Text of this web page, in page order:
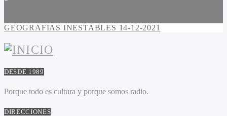
GEOGRAFIAS INESTABLES 14-12-2021
DESDE 1989
Porque todo es cultura y porque somos radio.
DIRECCIONES